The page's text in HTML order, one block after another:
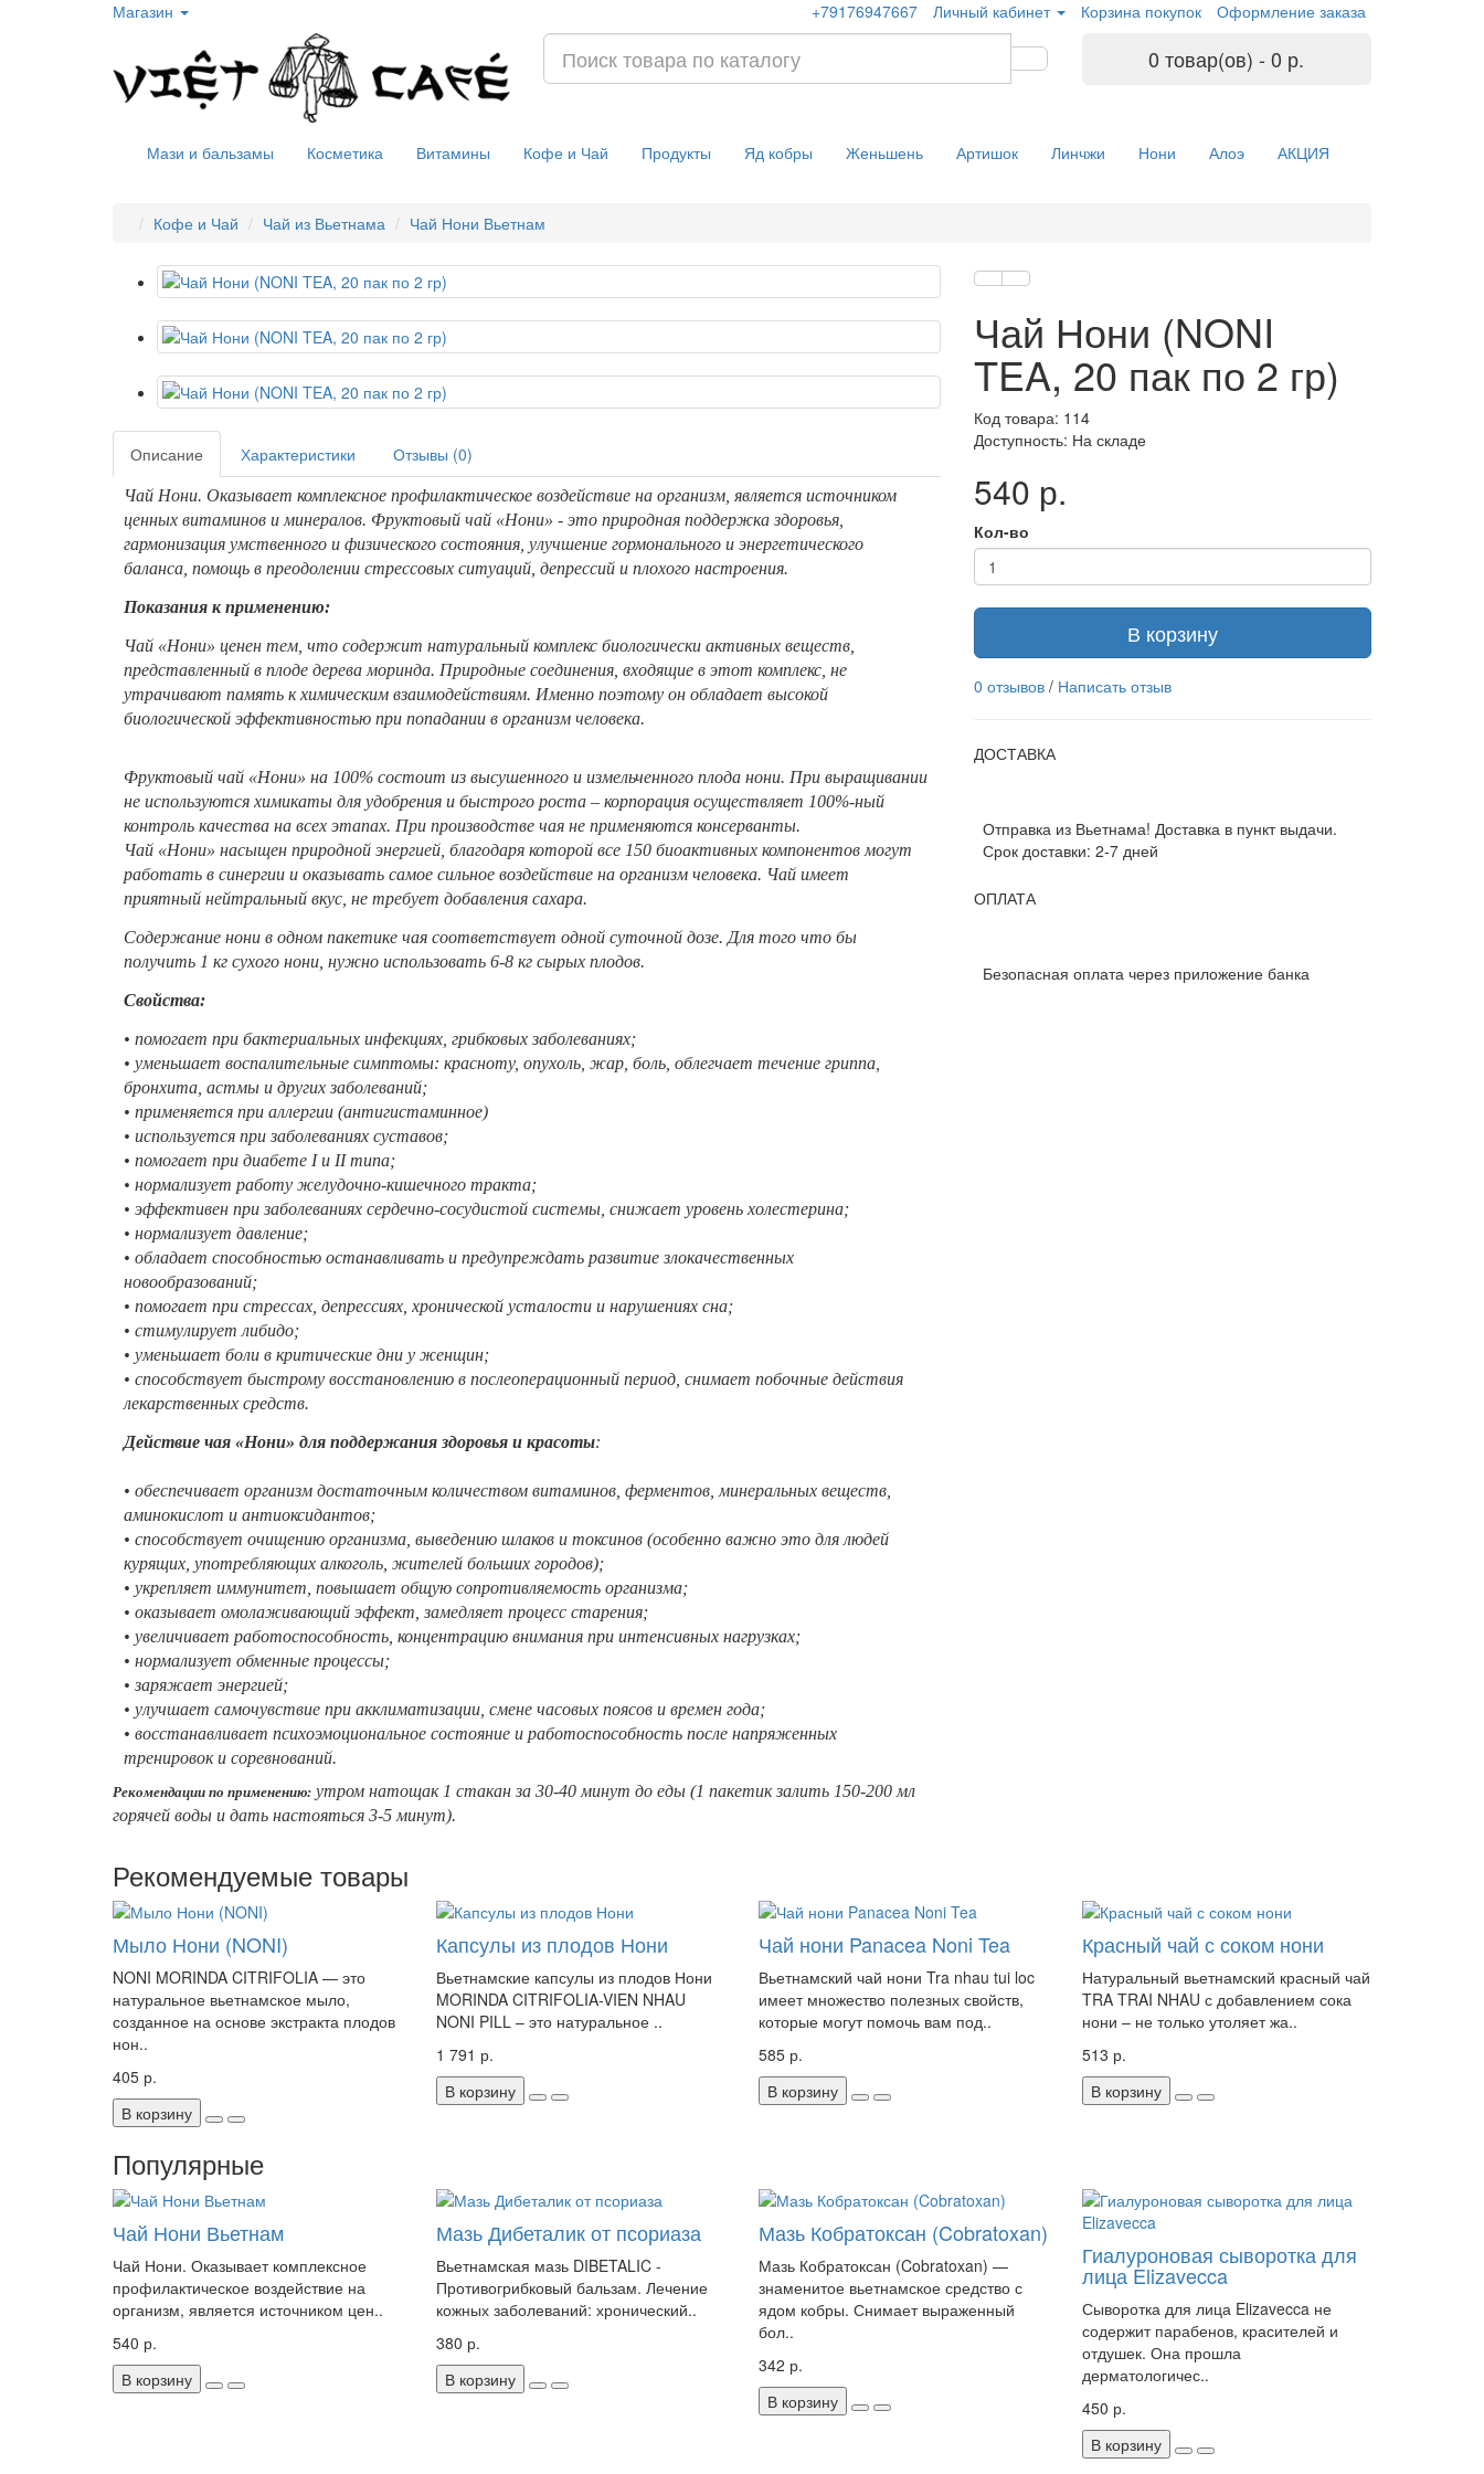
Магазин +79176947667 Личный кабинет Корзина покупок Оформление заказа
0 товар(ов) - 0 р.
Мази и бальзамы Косметика Витамины Кофе и Чай Продукты Яд кобры Женьшень Артишок Линчжи Нони Алоэ АКЦИЯ
Кофе и Чай Чай из Вьетнама Чай Нони Вьетнам
Описание Характеристики Отзывы (0)
Чай Нони. Оказывает комплексное профилактическое воздействие на организм, является источником
ценных витаминов и минералов. Фруктовый чай «Нони» - это природная поддержка здоровья,
гармонизация умственного и физического состояния, улучшение гормонального и энергетического
баланса, помощь в преодолении стрессовых ситуаций, депрессий и плохого настроения.
Показания к применению:
Чай «Нони» ценен тем, что содержит натуральный комплекс биологически активных веществ,
представленный в плоде дерева моринда. Природные соединения, входящие в этот комплекс, не
утрачивают память к химическим взаимодействиям. Именно поэтому он обладает высокой
биологической эффективностью при попадании в организм человека.
Фруктовый чай «Нони» на 100% состоит из высушенного и измельченного плода нони. При выращивании
не используются химикаты для удобрения и быстрого роста – корпорация осуществляет 100%-ный
контроль качества на всех этапах. При производстве чая не применяются консерванты.
Чай «Нони» насыщен природной энергией, благодаря которой все 150 биоактивных компонентов могут
работать в синергии и оказывать самое сильное воздействие на организм человека. Чай имеет
приятный нейтральный вкус, не требует добавления сахара.
Содержание нони в одном пакетике чая соответствует одной суточной дозе. Для того что бы
получить 1 кг сухого нони, нужно использовать 6-8 кг сырых плодов.
Свойства:
• помогает при бактериальных инфекциях, грибковых заболеваниях;
• уменьшает воспалительные симптомы: красноту, опухоль, жар, боль, облегчает течение гриппа,
бронхита, астмы и других заболеваний;
• применяется при аллергии (антигистаминное)
• используется при заболеваниях суставов;
• помогает при диабете I и II типа;
• нормализует работу желудочно-кишечного тракта;
• эффективен при заболеваниях сердечно-сосудистой системы, снижает уровень холестерина;
• нормализует давление;
• обладает способностью останавливать и предупреждать развитие злокачественных
новообразований;
• помогает при стрессах, депрессиях, хронической усталости и нарушениях сна;
• стимулирует либидо;
• уменьшает боли в критические дни у женщин;
• способствует быстрому восстановлению в послеоперационный период, снимает побочные действия
лекарственных средств.
Действие чая «Нони» для поддержания здоровья и красоты:
• обеспечивает организм достаточным количеством витаминов, ферментов, минеральных веществ,
аминокислот и антиоксидантов;
• способствует очищению организма, выведению шлаков и токсинов (особенно важно это для людей
курящих, употребляющих алкоголь, жителей больших городов);
• укрепляет иммунитет, повышает общую сопротивляемость организма;
• оказывает омолаживающий эффект, замедляет процесс старения;
• увеличивает работоспособность, концентрацию внимания при интенсивных нагрузках;
• нормализует обменные процессы;
• заряжает энергией;
• улучшает самочувствие при акклиматизации, смене часовых поясов и времен года;
• восстанавливает психоэмоциональное состояние и работоспособность после напряженных
тренировок и соревнований.
Рекомендации по применению: утром натощак 1 стакан за 30-40 минут до еды (1 пакетик залить 150-200 мл
горячей воды и дать настояться 3-5 минут).
Чай Нони (NONI
TEA, 20 пак по 2 гр)
Код товара: 114
Доступность: На складе
540 р.
Кол-во
В корзину
0 отзывов / Написать отзыв
ДОСТАВКА
Отправка из Вьетнама! Доставка в пункт выдачи.
Срок доставки: 2-7 дней
ОПЛАТА
Безопасная оплата через приложение банка
Рекомендуемые товары
Мыло Нони (NONI)
NONI MORINDA CITRIFOLIA — это
натуральное вьетнамское мыло,
созданное на основе экстракта плодов
нон..
405 р.
В корзину
Капсулы из плодов Нони
Вьетнамские капсулы из плодов Нони
MORINDA CITRIFOLIA-VIEN NHAU
NONI PILL – это натуральное ..
1 791 р.
В корзину
Чай нони Panacea Noni Tea
Вьетнамский чай нони Tra nhau tui loc
имеет множество полезных свойств,
которые могут помочь вам под..
585 р.
В корзину
Красный чай с соком нони
Натуральный вьетнамский красный чай
TRA TRAI NHAU с добавлением сока
нони – не только утоляет жа..
513 р.
В корзину
Популярные
Чай Нони Вьетнам
Чай Нони. Оказывает комплексное
профилактическое воздействие на
организм, является источником цен..
540 р.
В корзину
Мазь Дибеталик от псориаза
Вьетнамская мазь DIBETALIC -
Противогрибковый бальзам. Лечение
кожных заболеваний: хронический..
380 р.
В корзину
Мазь Кобратоксан (Cobratoxan)
Мазь Кобратоксан (Cobratoxan) —
знаменитое вьетнамское средство с
ядом кобры. Снимает выраженный
бол..
342 р.
В корзину
Гиалуроновая сыворотка для
лица Elizavecca
Сыворотка для лица Elizavecca не
содержит парабенов, красителей и
отдушек. Она прошла
дерматологичес..
450 р.
В корзину